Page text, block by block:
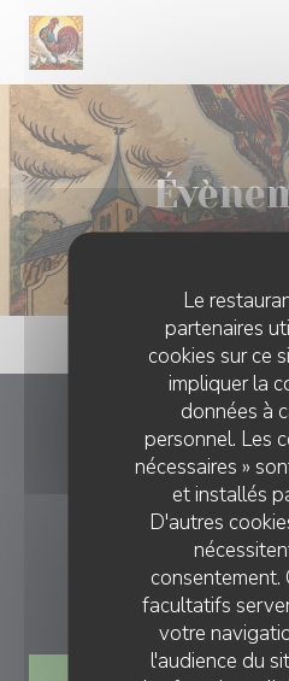
Personnalisation de vos choix en
Le
partenaires
cookies sur ce
impliquer la
données à
personnel. Les
nécessaires »
et installés
D'autres
consentement.
facultatifs
votre
l'audience du
Le Coq De
15 Bis Quai Rennequin
01 30 78